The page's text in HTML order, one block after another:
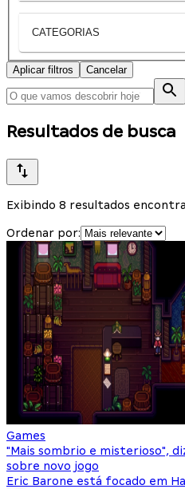
CATEGORIAS
Aplicar filtros Cancelar
Resultados de busca
Exibindo 8 resultados
Ordenar por:
Games
"Mais sombrio e misterioso",
sobre novo jogo
Eric Barone está focado em